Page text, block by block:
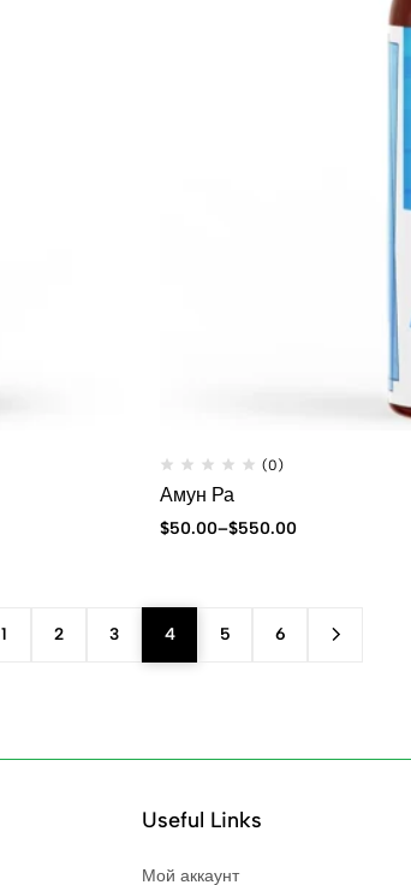
(0)
Амун Ра
$50.00–$550.00
1 2 3 4 5 6
Useful Links
Мой аккаунт